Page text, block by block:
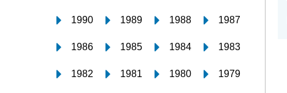
1990 1989 1988 1987
1986 1985 1984 1983
1982 1981 1980 1979